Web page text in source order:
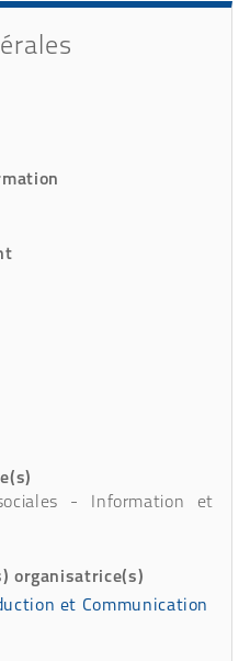
- Information et
organisatrice(s)
et Communication